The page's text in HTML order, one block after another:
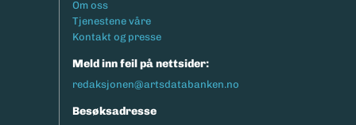
eksport av relevante parametere.
Footermeny
Om oss
Tjenestene våre
Kontakt og presse
Meld inn feil på nettsider:
redaksjonen@artsdatabanken.no
Besøksadresse